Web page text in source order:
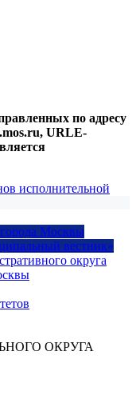
по адресу
URLE-
ОКРУГА